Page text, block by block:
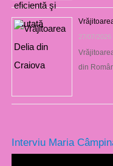
27/07/2026
din
Interviu Maria